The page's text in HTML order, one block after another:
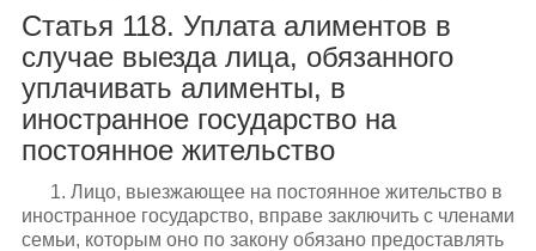
Статья 118. Уплата алиментов в
случае выезда лица, обязанного
уплачивать алименты, в
иностранное государство на
постоянное жительство
1. Лицо, выезжающее на постоянное жительство в
иностранное государство, вправе заключить с членами
семьи, которым оно по закону обязано предоставлять